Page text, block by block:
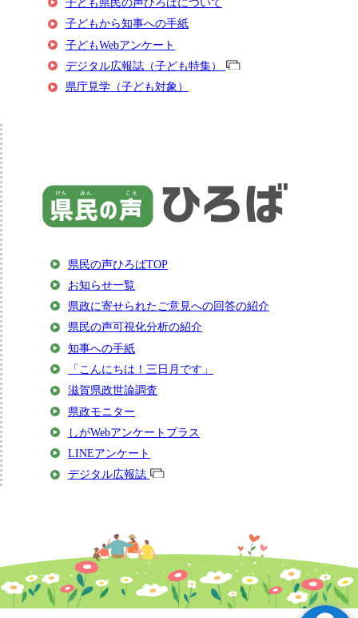
子ども県民の声ひろばについて
子どもから知事への手紙
子どもWebアンケート
デジタル広報誌（子ども特集）
県庁見学（子ども対象）
県民の声ひろばTOP
お知らせ一覧
県政に寄せられたご意見への回答の紹介
県民の声可視化分析の紹介
知事への手紙
「こんにちは！三日月です」
滋賀県政世論調査
県政モニター
しがWebアンケートプラス
LINEアンケート
デジタル広報誌